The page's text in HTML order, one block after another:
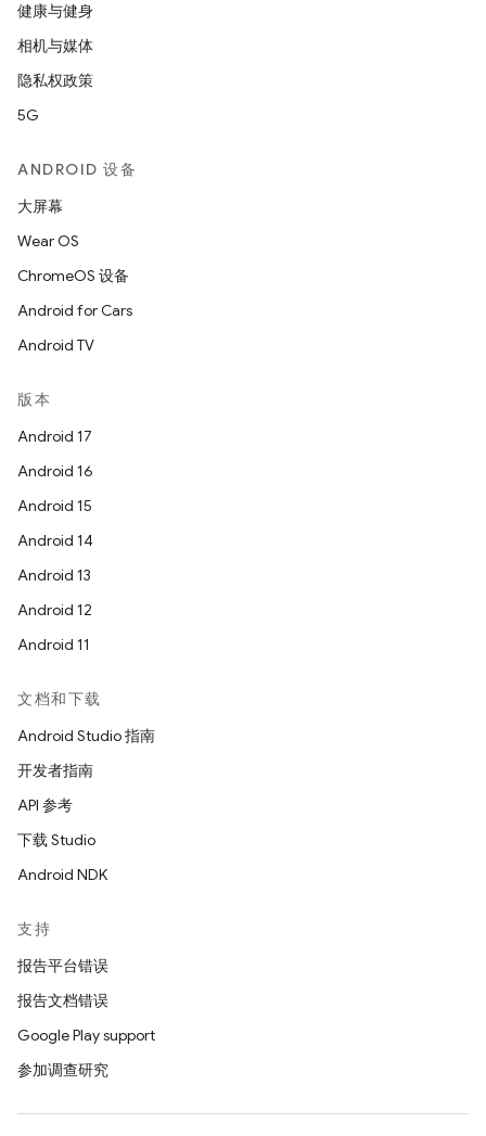
健康与健身
相机与媒体
隐私权政策
5G
ANDROID 设备
大屏幕
Wear OS
ChromeOS 设备
Android for Cars
Android TV
版本
Android 17
Android 16
Android 15
Android 14
Android 13
Android 12
Android 11
文档和下载
Android Studio 指南
开发者指南
API 参考
下载 Studio
Android NDK
支持
报告平台错误
报告文档错误
Google Play support
参加调查研究